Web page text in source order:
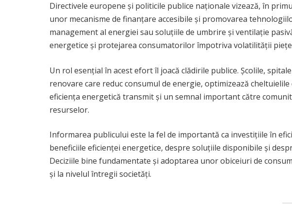
Directivele europene și politicile publice naționale vizează, în
unor mecanisme de finanțare accesibile și promovarea
management al energiei sau soluțiile de umbrire și ventilație
energetice și protejarea consumatorilor împotriva volatilității
Un rol esențial în acest efort îl joacă clădirile publice. Școlile,
renovare care reduc consumul de energie, optimizează
eficiența energetică transmit și un semnal important către
resurselor.
Informarea publicului este la fel de importantă ca investițiile în
beneficiile eficienței energetice, despre soluțiile disponibile și
Deciziile bine fundamentate și adoptarea unor obiceiuri de
și la nivelul întregii societăți.